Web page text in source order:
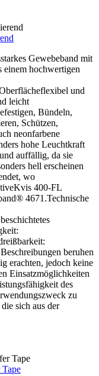
Gewebeband mit
einem hochwertigen
und
leicht
Bündeln,
Schützen,
neonfarbene
hohe Leuchtkraft
auffällig, da sie
hell erscheinen
wo
400-FL
4671.Technische
beruhen
erachten, jedoch keine
Einsatzmöglichkeiten
des
zu
sich aus der